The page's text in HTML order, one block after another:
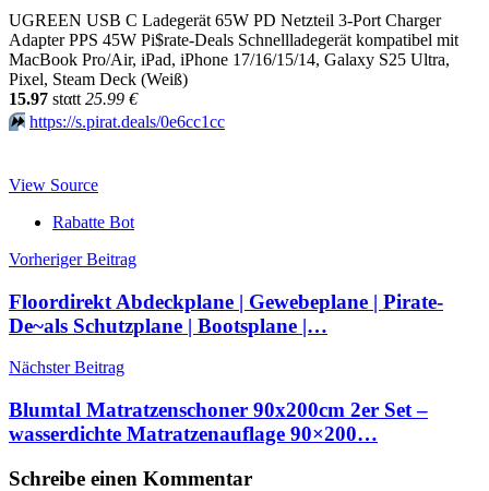
UGREEN USB C Ladegerät 65W PD Netzteil 3-Port Charger
Adapter PPS 45W Pi$rate-Deals Schnellladegerät kompatibel mit
MacBook Pro/Air, iPad, iPhone 17/16/15/14, Galaxy S25 Ultra,
Pixel, Steam Deck (Weiß)
15.97 stαtt 25.99 €
⏩️ https://s.pirat.deals/0e6cc1cc
View Source
Rabatte Bot
Beitragsnavigation
Vorheriger Beitrag
Floordirekt Abdeckplane | Gewebeplane | Pirate-
De~als Schutzplane | Bootsplane |…
Nächster Beitrag
Blumtal Matratzenschoner 90x200cm 2er Set –
wasserdichte Matratzenauflage 90×200…
Schreibe einen Kommentar